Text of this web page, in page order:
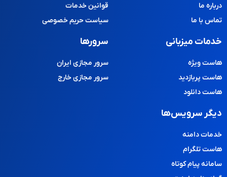
درباره ما
تماس با ما
قوانین خدمات
سیاست حریم خصوصی
خدمات میزبانی
هاست ویژه
هاست پربازدید
هاست دانلود
سرورها
سرور مجازی ایران
سرور مجازی خارج
دیگر سرویس‌ها
خدمات دامنه
هاست تلگرام
سامانه پیام کوتاه